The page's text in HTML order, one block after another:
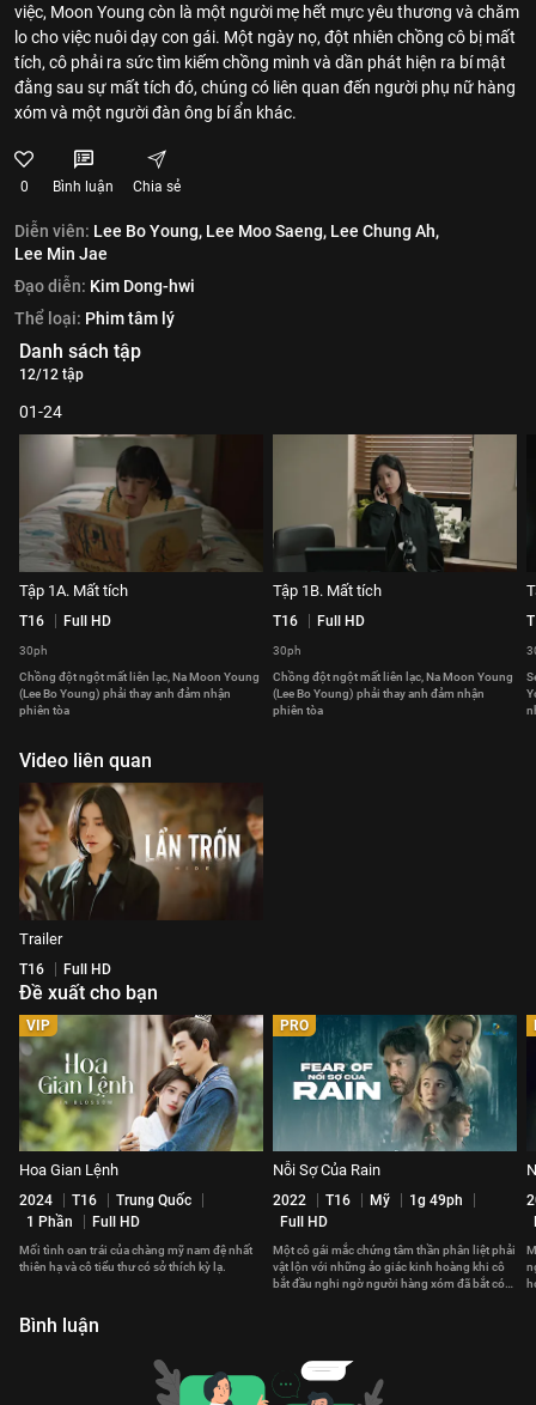
việc, Moon Young còn là một người mẹ hết mực yêu thương và chăm
lo cho việc nuôi dạy con gái. Một ngày nọ, đột nhiên chồng cô bị mất
tích, cô phải ra sức tìm kiếm chồng mình và dần phát hiện ra bí mật
đằng sau sự mất tích đó, chúng có liên quan đến người phụ nữ hàng
xóm và một người đàn ông bí ẩn khác.
0 Bình luận Chia sẻ
Diễn viên: Lee Bo Young, Lee Moo Saeng, Lee Chung Ah,
Lee Min Jae
Đạo diễn: Kim Dong-hwi
Thể loại: Phim tâm lý
Danh sách tập
12/12 tập
01-24
Tập 1A. Mất tích
T16 Full HD
30ph
Chồng đột ngột mất liên lạc, Na Moon Young
(Lee Bo Young) phải thay anh đảm nhận
phiên tòa
Tập 1B. Mất tích
T16 Full HD
30ph
Chồng đột ngột mất liên lạc, Na Moon Young
(Lee Bo Young) phải thay anh đảm nhận
phiên tòa
Video liên quan
Trailer
T16 Full HD
Đề xuất cho bạn
VIP
Hoa Gian Lệnh
2024 T16
Trung Quốc
1 Phần
Full HD
Mối tình oan trái của chàng mỹ nam đệ nhất
thiên hạ và cô tiểu thư có sở thích kỳ lạ.
PRO
Nỗi Sợ Của Rain
2022 T16 Mỹ
1g 49ph
Full HD
Một cô gái mắc chứng tâm thần phân liệt phải
vật lộn với những ảo giác kinh hoàng khi cô
bắt đầu nghi ngờ người hàng xóm đã bắt cóc
Bình luận